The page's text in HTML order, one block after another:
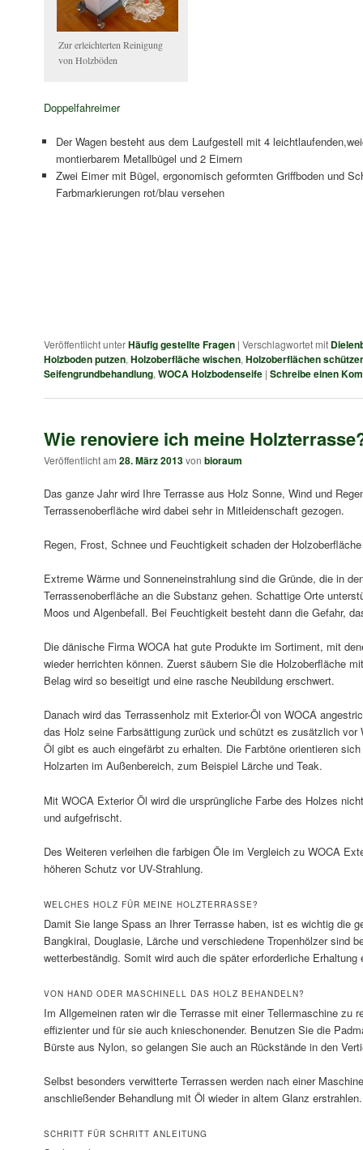
Zur erleichterten Reinigung
von Holzböden
Doppelfahreimer
Der Wagen besteht aus dem Laufgestell mit 4
montierbarem Metallbügel und 2 Eimern
Zwei Eimer mit Bügel, ergonomisch geformten Griffboden und
Farbmarkierungen rot/blau versehen
Veröffentlicht unterHäufig gestellte Fragen | Verschlagwortet mit
Holzboden putzen, Holzoberfläche wischen, Holzoberflächen
Seifengrundbehandlung, WOCA Holzbodenseife | Schreibe einen
Wie renoviere ich meine
Veröffentlicht am 28. März 2013von bioraum
Das ganze Jahr wird Ihre Terrasse aus Holz Sonne, Wind und
Terrassenoberfläche wird dabei sehr in Mitleidenschaft gezogen.
Regen, Frost, Schnee und Feuchtigkeit schaden der
Extreme Wärme und Sonneneinstrahlung sind die Gründe, die in
Terrassenoberfläche an die Substanz gehen. Schattige Orte
Moos und Algenbefall. Bei Feuchtigkeit besteht dann die Gefahr,
Die dänische Firma WOCA hat gute Produkte im Sortiment, mit
wieder herrichten können. Zuerst säubern Sie die Holzoberfläche
Belag wird so beseitigt und eine rasche Neubildung erschwert.
Danach wird das Terrassenholz mit Exterior-Öl von WOCA
das Holz seine Farbsättigung zurück und schützt es zusätzlich vor
Öl gibt es auch eingefärbt zu erhalten. Die Farbtöne orientieren
Holzarten im Außenbereich, zum Beispiel Lärche und Teak.
Mit WOCA Exterior Öl wird die ursprüngliche Farbe des Holzes
und aufgefrischt.
Des Weiteren verleihen die farbigen Öle im Vergleich zu WOCA
höheren Schutz vor UV-Strahlung.
WELCHES HOLZ FÜR MEINE HOLZTERRASSE?
Damit Sie lange Spass an Ihrer Terrasse haben, ist es wichtig die
Bangkirai, Douglasie, Lärche und verschiedene Tropenhölzer sind
wetterbeständig. Somit wird auch die später erforderliche Erhaltung
VON HAND ODER MASCHINELL DAS HOLZ BEHANDELN?
Im Allgemeinen raten wir die Terrasse mit einer Tellermaschine zu
effizienter und für sie auch knieschonender. Benutzen Sie die
Bürste aus Nylon, so gelangen Sie auch an Rückstände in den
Selbst besonders verwitterte Terrassen werden nach einer
anschließender Behandlung mit Öl wieder in altem Glanz erstrahlen.
SCHRITT FÜR SCHRITT ANLEITUNG